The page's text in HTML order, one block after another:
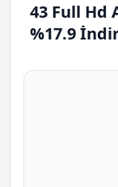
43 Full Hd
%17.9